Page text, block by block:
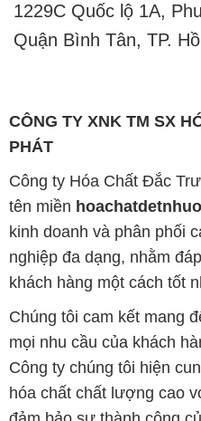
1229C Quốc lộ 1A,
Quận Bình Tân, TP.
CÔNG TY XNK TM SX
PHÁT
Công ty Hóa Chất Đắc
tên miền
kinh doanh và phân phối
nghiệp đa dạng, nhằm
khách hàng một cách tốt
Chúng tôi cam kết mang
mọi nhu cầu của khách
Công ty chúng tôi hiện
hóa chất chất lượng cao